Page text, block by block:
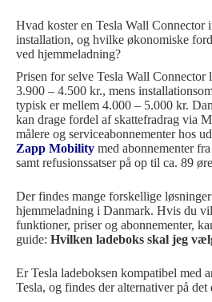
Hvad koster en Tesla Wall Connector
installation, og hvilke økonomiske
ved hjemmeladning?
Prisen for selve Tesla Wall Connector
3.900 – 4.500 kr., mens
typisk er mellem 4.000 – 5.000 kr.
kan drage fordel af skattefradrag via
målere og serviceabonnementer hos
Zapp Mobility med abonnementer
samt refusionssatser på op til ca. 89
Der findes mange forskellige
hjemmeladning i Danmark. Hvis du
funktioner, priser og abonnementer,
guide: Hvilken ladeboks skal jeg
Er Tesla ladeboksen kompatibel med
Tesla, og findes der alternativer på det